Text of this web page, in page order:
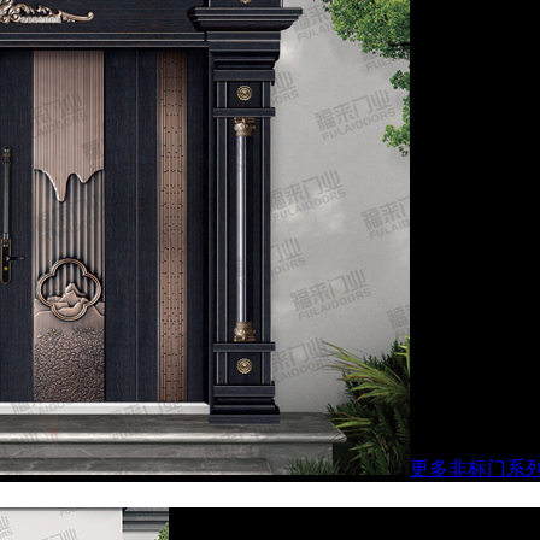
更多非标门系